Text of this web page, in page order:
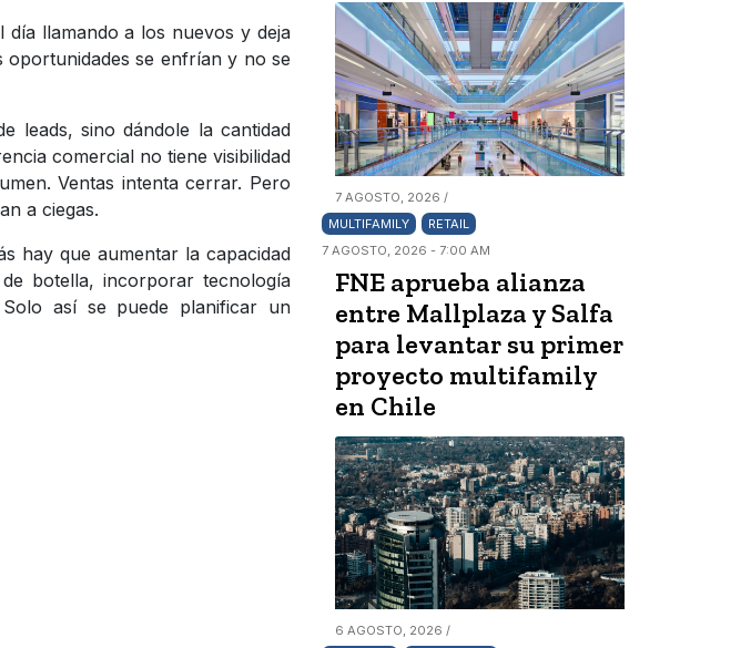
día llamando a los nuevos y deja
oportunidades se enfrían y no se
leads, sino dándole la cantidad
comercial no tiene visibilidad
Ventas intenta cerrar. Pero
a ciegas.
hay que aumentar la capacidad
botella, incorporar tecnología
así se puede planificar un
7 AGOSTO, 2026 /
MULTIFAMILY
RETAIL
7 AGOSTO, 2026 - 7:00 AM
FNE aprueba alianza
entre Mallplaza y Salfa
para levantar su primer
proyecto multifamily
en Chile
6 AGOSTO, 2026 /